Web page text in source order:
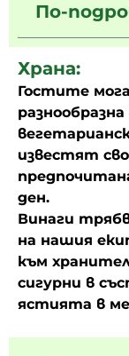
По-
Храна:
Гостите
известят
ден.
Винаги
на нашия
към
сигурни в
ястията в